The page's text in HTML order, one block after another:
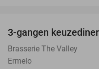
3-gangen
Brasserie The Valley
Ermelo